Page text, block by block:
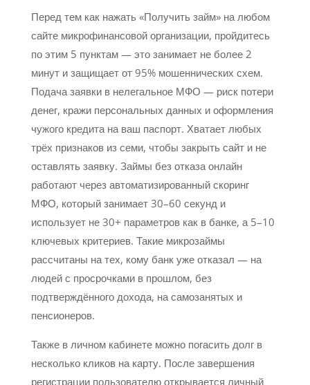
Перед тем как нажать «Получить займ» на любом
сайте микрофинансовой организации, пройдитесь
по этим 5 пунктам — это занимает не более 2
минут и защищает от 95% мошеннических схем.
Подача заявки в нелегальное МФО — риск потери
денег, кражи персональных данных и оформления
чужого кредита на ваш паспорт. Хватает любых
трёх признаков из семи, чтобы закрыть сайт и не
оставлять заявку. Займы без отказа онлайн
работают через автоматизированный скоринг
МФО, который занимает 30–60 секунд и
использует не 30+ параметров как в банке, а 5–10
ключевых критериев. Такие микрозаймы
рассчитаны на тех, кому банк уже отказал — на
людей с просрочками в прошлом, без
подтверждённого дохода, на самозанятых и
пенсионеров.
Также в личном кабинете можно погасить долг в
несколько кликов на карту. После завершения
регистрации пользователю открывается личный